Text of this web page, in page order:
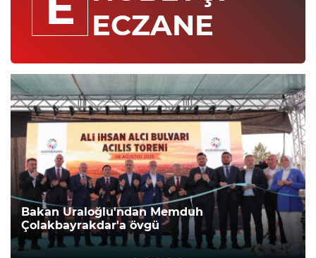
ECZANE
Bakan Uraloğlu'ndan Memduh
Çolakbayrakdar'a övgü